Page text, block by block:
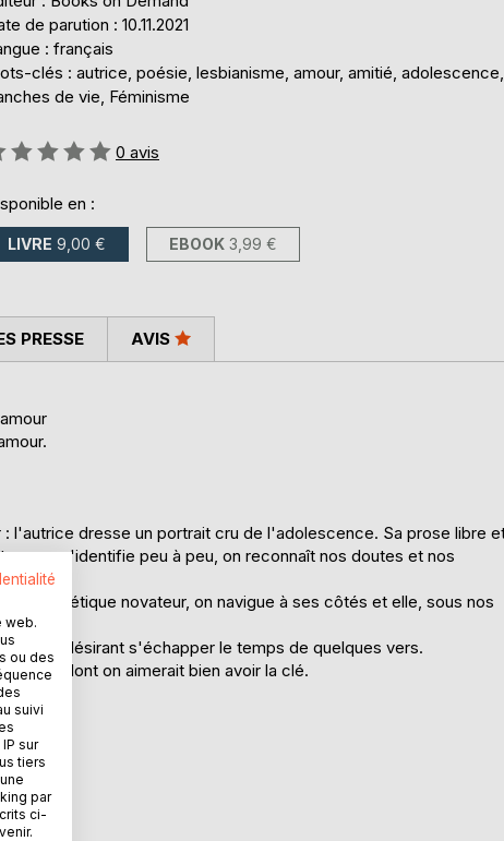
de parution : 10.11.2021
: français
clés : autrice, poésie, lesbianisme, amour, amitié, adolescence,
de vie, Féminisme
0 avis
en :
LIVRE 9,00 € EBOOK 3,99 €
: l'autrice dresse un portrait cru de l'adolescence. Sa prose libre
on s'identifie peu à peu, on reconnaît nos doutes et nos
poétique novateur, on navigue à ses côtés et elle, sous nos
désirant s'échapper le temps de quelques vers.
dont on aimerait bien avoir la clé.
PRESSE AVIS
web.
ou des
suivi
sur
tiers
par
ci-